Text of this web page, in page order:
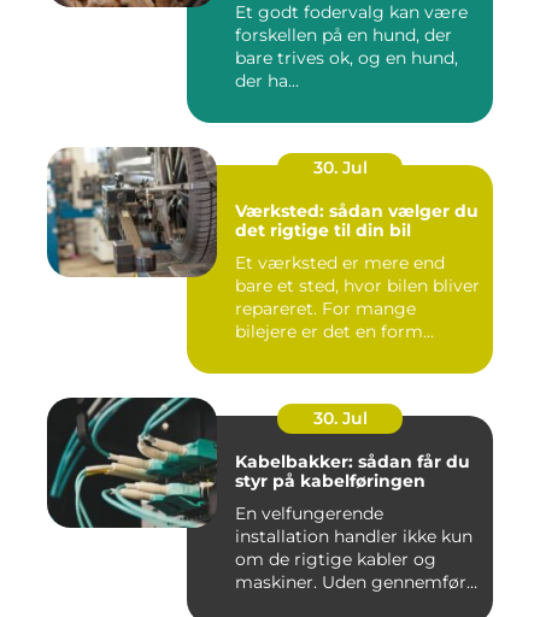
Et godt fodervalg kan være
forskellen på en hund, der
bare trives ok, og en hund,
der ha...
30. Jul
Værksted: sådan vælger du
det rigtige til din bil
Et værksted er mere end
bare et sted, hvor bilen bliver
repareret. For mange
bilejere er det en form...
30. Jul
Kabelbakker: sådan får du
styr på kabelføringen
En velfungerende
installation handler ikke kun
om de rigtige kabler og
maskiner. Uden gennemført